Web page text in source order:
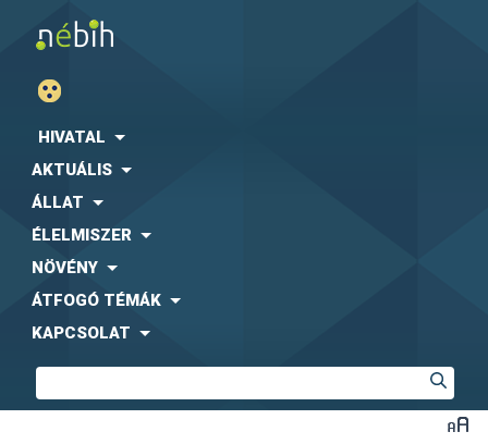
HIVATAL
AKTUÁLIS
ÁLLAT
ÉLELMISZER
NÖVÉNY
ÁTFOGÓ TÉMÁK
KAPCSOLAT